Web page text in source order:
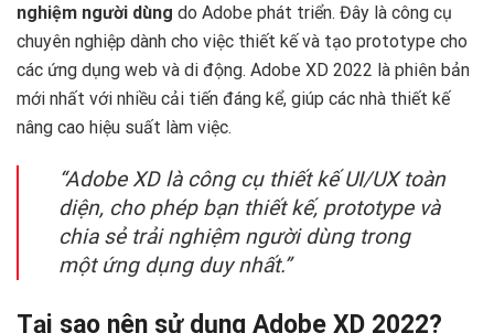
nghiệm người dùng do Adobe phát triển. Đây là công cụ
chuyên nghiệp dành cho việc thiết kế và tạo prototype cho
các ứng dụng web và di động. Adobe XD 2022 là phiên bản
mới nhất với nhiều cải tiến đáng kể, giúp các nhà thiết kế
nâng cao hiệu suất làm việc.
“Adobe XD là công cụ thiết kế UI/UX toàn
diện, cho phép bạn thiết kế, prototype và
chia sẻ trải nghiệm người dùng trong
một ứng dụng duy nhất.”
Tại sao nên sử dụng Adobe XD 2022?